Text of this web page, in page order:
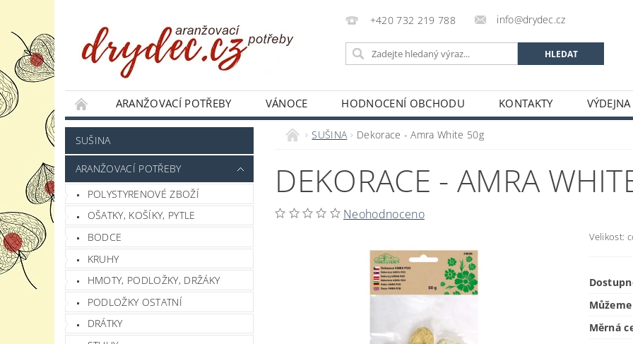
+420 732 219 788 info@drydec.cz
ARANŽOVACÍ POTŘEBY VÁNOCE HODNOCENÍ OBCHODU KONTAKTY
JAK NAKUPOVAT
PODMÍNKY OCHRANY OSOBNÍCH ÚDAJŮ OBCHODNÍ PODMÍNKY
SUŠINA
ARANŽOVACÍ POTŘEBY
POLYSTYRENOVÉ ZBOŽÍ
OŠATKY, KOŠÍKY, PYTLE
BODCE
KRUHY
HMOTY, PODLOŽKY, DRŽÁKY
PODLOŽKY OSTATNÍ
DRÁTKY
SUŠINA Dekorace - Amra White 50g
DEKORACE - AMRA
Neohodnoceno
Velikost:
Měrná